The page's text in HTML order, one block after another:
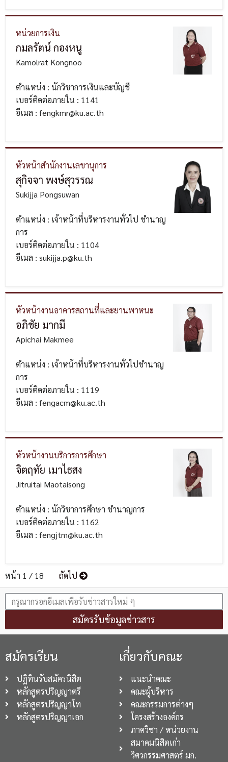
หน่วยการเงิน
กมลรัตน์ กองหนู
Kamolrat Kongnoo
ตำแหน่ง : นักวิชาการเงินและบัญชี
เบอร์ติดต่อภายใน : 1141
อีเมล : fengkmr@ku.ac.th
หัวหน้าสำนักงานเลขานุการ
สุกิจจา พงษ์สุวรรณ
Sukijja Pongsuwan
ตำแหน่ง : เจ้าหน้าที่บริหารงานทั่วไป ชำนาญ
การ
เบอร์ติดต่อภายใน : 1104
อีเมล : sukijja.p@ku.th
หัวหน้างานอาคารสถานที่และยานพาหนะ
อภิชัย มากมี
Apichai Makmee
ตำแหน่ง : เจ้าหน้าที่บริหารงานทั่วไปชำนาญ
การ
เบอร์ติดต่อภายใน : 1119
อีเมล : fengacm@ku.ac.th
หัวหน้างานบริการการศึกษา
จิตฤทัย เมาไธสง
Jitruitai Maotaisong
ตำแหน่ง : นักวิชาการศึกษา ชำนาญการ
เบอร์ติดต่อภายใน : 1162
อีเมล : fengjtm@ku.ac.th
หน้า 1 / 18 ถัดไป
สมัครรับข้อมูลข่าวสาร
สมัครเรียน
ปฏิทินรับสมัครนิสิต
หลักสูตรปริญญาตรี
หลักสูตรปริญญาโท
หลักสูตรปริญญาเอก
เกี่ยวกับคณะ
แนะนำคณะ
คณะผู้บริหาร
คณะกรรมการต่างๆ
โครงสร้างองค์กร
ภาควิชา / หน่วยงาน
สมาคมนิสิตเก่า
วิศวกรรมศาสตร์ มก.